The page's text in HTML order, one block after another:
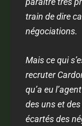
train de dire
négociations.
Mais ce qui
recruter
qu’a eu
des uns et
écartés des